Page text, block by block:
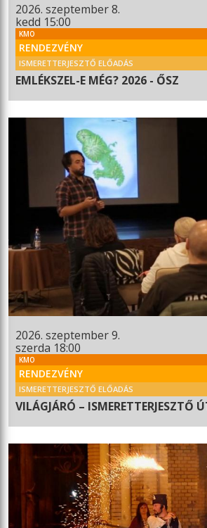
2026. szeptember 8.
kedd 15:00
KMO
RENDEZVÉNY
ISMERETTERJESZTŐ ELŐADÁS
EMLÉKSZEL-E MÉG? 2026 - ŐSZ
2026. szeptember 9.
szerda 18:00
KMO
RENDEZVÉNY
ISMERETTERJESZTŐ ELŐADÁS
VILÁGJÁRÓ – ISMERETTERJESZTŐ